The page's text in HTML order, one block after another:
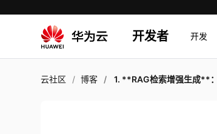
开发者 开发
云社区 博客 1. **RAG检索增强生成**：颠覆传统搜索！RAG如何成为大模型